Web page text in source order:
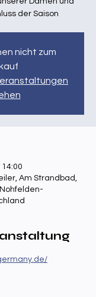
der Saison
nicht zum
14:00
Am Strandbad,